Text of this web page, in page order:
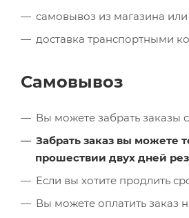
самовывоз из магазина или
доставка транспортными
Самовывоз
Вы можете забрать заказы
Забрать заказ вы можете
прошествии двух дней
Если вы хотите продлить
Вы можете оплатить заказ